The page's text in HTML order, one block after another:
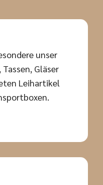
unser
Gläser
Leihartikel